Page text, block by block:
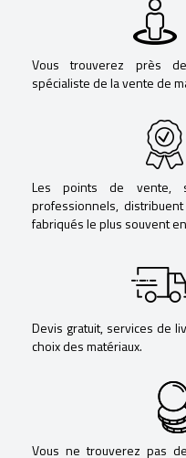
Vous trouverez près
spécialiste de la vente de
Les points de vente,
professionnels,
fabriqués le plus souvent
Devis gratuit, services de
choix des matériaux.
Vous ne trouverez pas